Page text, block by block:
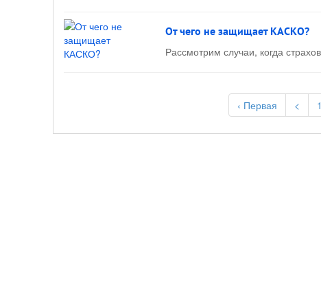
От чего не защищает КАСКО?
Рассмотрим случаи, когда
‹ Первая < 1